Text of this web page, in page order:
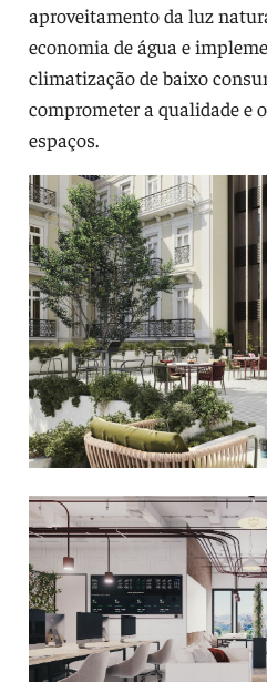
aproveitamento da luz
economia de água e
climatização de baixo
comprometer a qualidade e
espaços.